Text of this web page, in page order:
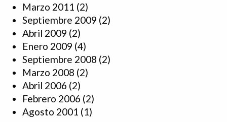
Marzo 2011 (2)
Septiembre 2009 (2)
Abril 2009 (2)
Enero 2009 (4)
Septiembre 2008 (2)
Marzo 2008 (2)
Abril 2006 (2)
Febrero 2006 (2)
Agosto 2001 (1)